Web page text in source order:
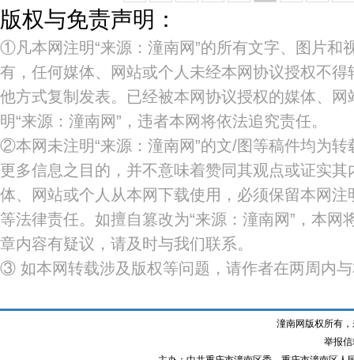
版权与免责声明：
①凡本网注明“来源：潼南网”的所有文字、图片和
有，任何媒体、网站或个人未经本网协议授权不
他方式复制发表。已经被本网协议授权的媒体、
明“来源：潼南网”，违者本网将依法追究责任。
②本网未注明“来源：潼南网”的文/图等稿件均为
更多信息之目的，并不意味着赞同其观点或证实
体、网站或个人从本网下载使用，必须保留本网注
等法律责任。如擅自篡改为“来源：潼南网”，本网
章内容有疑议，请及时与我们联系。
③ 如本网转载涉及版权等问题，请作者在两周内
潼南网版权所有
举报